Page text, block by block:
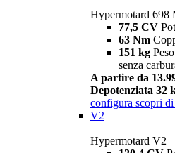
Hypermotard 698
77,5 CV
63 Nm
151 kg
senza
A partire da
Depotenziata 32
configura scopri
V2
Hypermotard V2